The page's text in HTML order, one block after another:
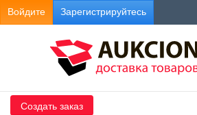
Войдите Зарегистрируйтесь
Создать заказ